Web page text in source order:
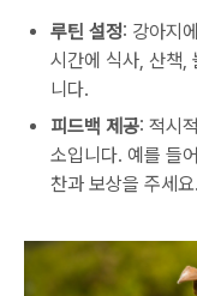
루틴 설정: 강아지
시간에 식사, 산책,
니다.
피드백 제공: 적시
소입니다. 예를 들
찬과 보상을 주세요.